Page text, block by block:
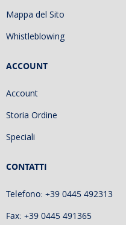
Mappa del Sito
Whistleblowing
ACCOUNT
Account
Storia Ordine
Speciali
CONTATTI
Telefono: +39 0445 492313
Fax: +39 0445 491365